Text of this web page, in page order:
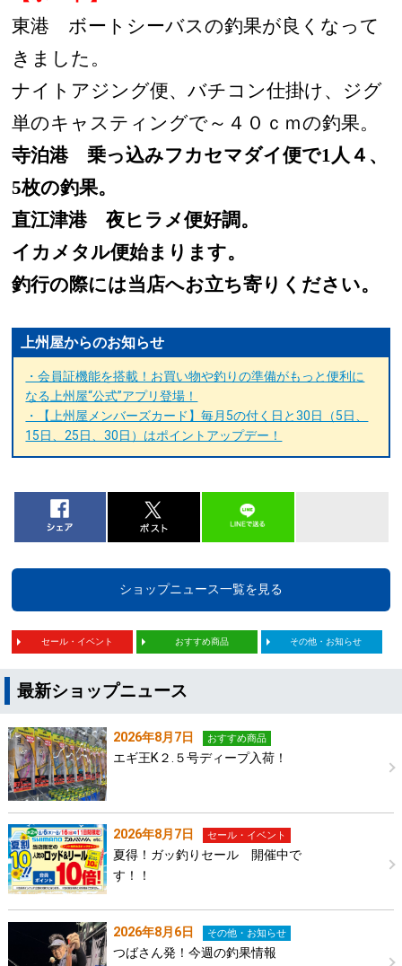
東港 ボートシーバスの釣果が良くなって
きました。
ナイトアジング便、バチコン仕掛け、ジグ
単のキャスティングで～４０ｃｍの釣果。
寺泊港 乗っ込みフカセマダイ便で1人４、
5枚の釣果。
直江津港 夜ヒラメ便好調。
イカメタル便始まります。
釣行の際には当店へお立ち寄りください。
上州屋からのお知らせ
・会員証機能を搭載！お買い物や釣りの準備がもっと便利に
なる上州屋“公式”アプリ登場！
・【上州屋メンバーズカード】毎月5の付く日と30日（5日、
15日、25日、30日）はポイントアップデー！
ショップニュース一覧を見る
セール・イベント おすすめ商品 その他・お知らせ
最新ショップニュース
2026年8月7日 おすすめ商品
エギ王K２.５号ディープ入荷！
2026年8月7日 セール・イベント
夏得！ガッ釣りセール 開催中で
す！！
2026年8月6日 その他・お知らせ
つばさん発！今週の釣果情報